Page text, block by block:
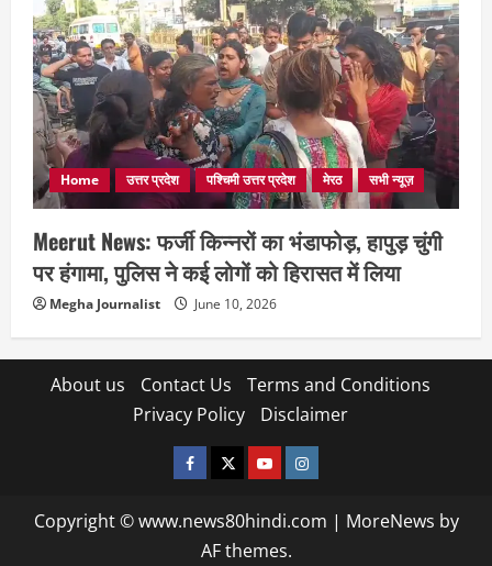
Home उत्तर प्रदेश पश्चिमी उत्तर प्रदेश मेरठ सभी न्यूज़
Meerut News: फर्जी किन्नरों का भंडाफोड़, हापुड़ चुंगी
पर हंगामा, पुलिस ने कई लोगों को हिरासत में लिया
Megha Journalist June 10, 2026
About us Contact Us
Terms and Conditions
Privacy Policy
Disclaimer
facebooktwitterYOUTUBE
instagram
Copyright © www.news80hindi.com | MoreNews by
AF themes.